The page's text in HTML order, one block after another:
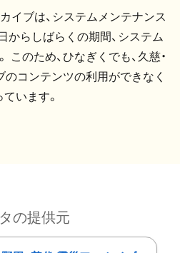
イブは、システムメンテナンス
からしばらくの期間、システム
のため、ひなぎくでも、久慈・
のコンテンツの利用ができなく
ています。
の提供元